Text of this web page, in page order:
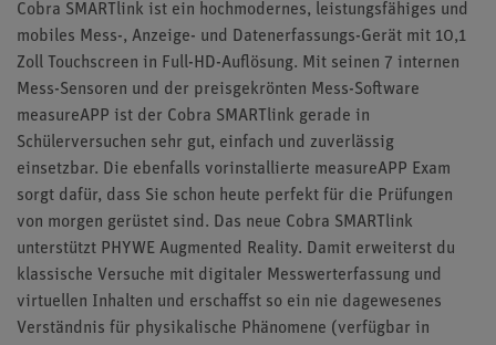
Cobra SMARTlink ist ein hochmodernes, leistungsfähiges und
mobiles Mess-, Anzeige- und Datenerfassungs-Gerät mit 10,1
Zoll Touchscreen in Full-HD-Auflösung. Mit seinen 7 internen
Mess-Sensoren und der preisgekrönten Mess-Software
measureAPP ist der Cobra SMARTlink gerade in
Schülerversuchen sehr gut, einfach und zuverlässig
einsetzbar. Die ebenfalls vorinstallierte measureAPP Exam
sorgt dafür, dass Sie schon heute perfekt für die Prüfungen
von morgen gerüstet sind. Das neue Cobra SMARTlink
unterstützt PHYWE Augmented Reality. Damit erweiterst du
klassische Versuche mit digitaler Messwerterfassung und
virtuellen Inhalten und erschaffst so ein nie dagewesenes
Verständnis für physikalische Phänomene (verfügbar in